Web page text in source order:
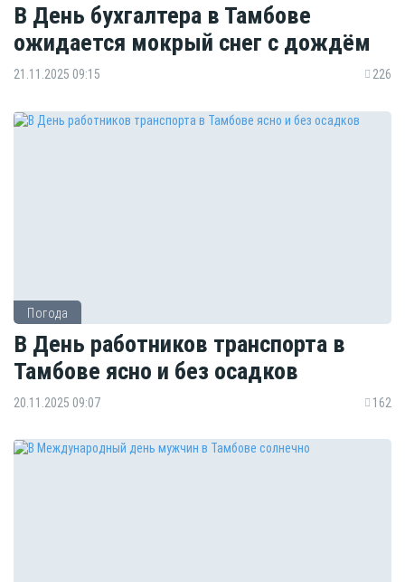
В День бухгалтера в Тамбове
ожидается мокрый снег с дождём
21.11.2025 09:15 226
Погода
В День работников транспорта в
Тамбове ясно и без осадков
20.11.2025 09:07 162